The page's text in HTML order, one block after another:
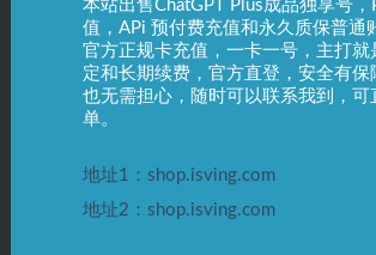
本站出售ChatGPT Plus成品独享号，
值，APi 预付费充值和永久质保普通
官方正规卡充值，一卡一号，主打就
定和长期续费，官方直登，安全有保
也无需担心，随时可以联系我到，可
单。
地址1：shop.isving.com
地址2：shop.isving.com